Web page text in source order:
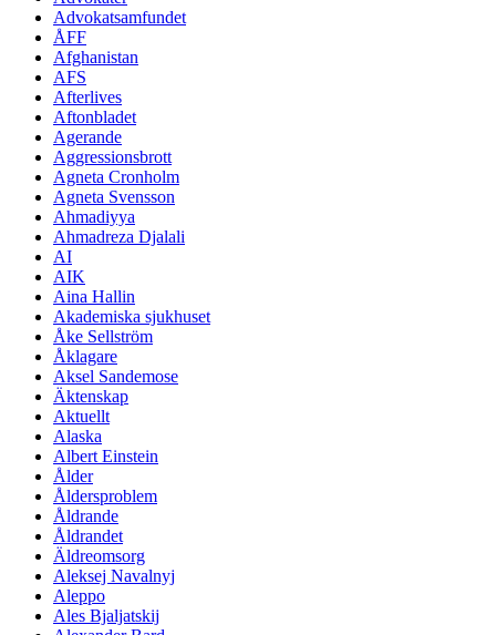
Advokatsamfundet
ÅFF
Afghanistan
AFS
Afterlives
Aftonbladet
Agerande
Aggressionsbrott
Agneta Cronholm
Agneta Svensson
Ahmadiyya
Ahmadreza Djalali
AI
AIK
Aina Hallin
Akademiska sjukhuset
Åke Sellström
Åklagare
Aksel Sandemose
Äktenskap
Aktuellt
Alaska
Albert Einstein
Ålder
Åldersproblem
Åldrande
Åldrandet
Äldreomsorg
Aleksej Navalnyj
Aleppo
Ales Bjaljatskij